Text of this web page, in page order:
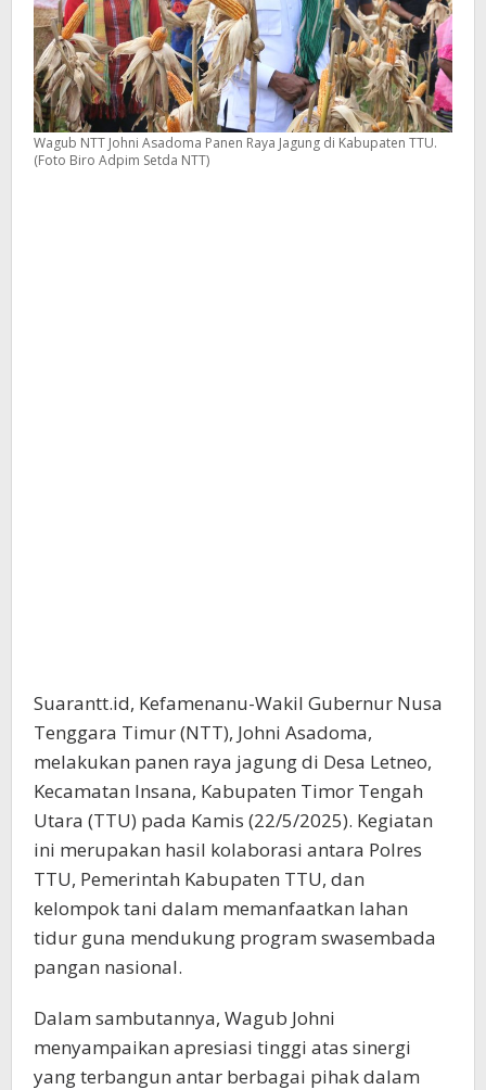
Wagub NTT Johni Asadoma Panen Raya Jagung di Kabupaten TTU.
(Foto Biro Adpim Setda NTT)
Suarantt.id, Kefamenanu-Wakil Gubernur Nusa
Tenggara Timur (NTT), Johni Asadoma,
melakukan panen raya jagung di Desa Letneo,
Kecamatan Insana, Kabupaten Timor Tengah
Utara (TTU) pada Kamis (22/5/2025). Kegiatan
ini merupakan hasil kolaborasi antara Polres
TTU, Pemerintah Kabupaten TTU, dan
kelompok tani dalam memanfaatkan lahan
tidur guna mendukung program swasembada
pangan nasional.
Dalam sambutannya, Wagub Johni
menyampaikan apresiasi tinggi atas sinergi
yang terbangun antar berbagai pihak dalam